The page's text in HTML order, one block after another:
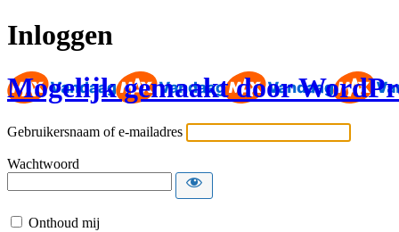
Inloggen
Mogelijk gemaakt door
Gebruikersnaam of e-mailadres
Wachtwoord
Onthoud mij